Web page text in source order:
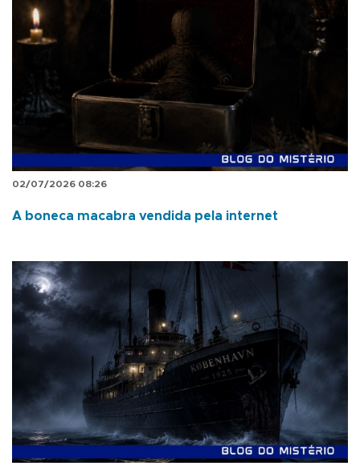
02/07/2026 08:26
A boneca macabra vendida pela internet